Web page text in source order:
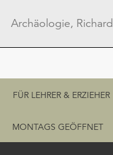
Schnellzugriff
FÜR LEHRER & ERZIEHER
MONTAGS GEÖFFNET